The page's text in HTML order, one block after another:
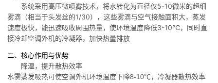
系统采用高压微喷雾技术，将水转化为直径仅5-10微米的超细
雾滴（相当于头发丝的1/30），这些雾滴与空气接触面积大，蒸发
速度极快，能迅速吸收周围热量，使环境温度降低3-10℃，同时直
接冷却空调外机的冷凝器，加快热量排放
二、核心作用与优势
降温，提升散热效率
水雾蒸发吸热可使空调外机环境温度下降8-10℃，冷凝器散热效率